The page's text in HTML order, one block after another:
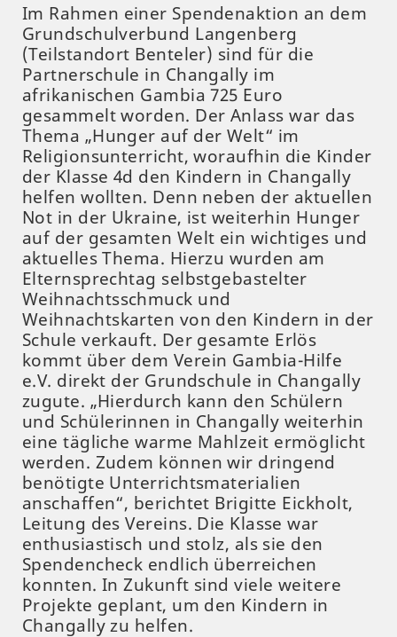
Im Rahmen einer Spendenaktion an dem
Grundschulverbund Langenberg
(Teilstandort Benteler) sind für die
Partnerschule in Changally im
afrikanischen Gambia 725 Euro
gesammelt worden. Der Anlass war das
Thema „Hunger auf der Welt“ im
Religionsunterricht, woraufhin die Kinder
der Klasse 4d den Kindern in Changally
helfen wollten. Denn neben der aktuellen
Not in der Ukraine, ist weiterhin Hunger
auf der gesamten Welt ein wichtiges und
aktuelles Thema. Hierzu wurden am
Elternsprechtag selbstgebastelter
Weihnachtsschmuck und
Weihnachtskarten von den Kindern in der
Schule verkauft. Der gesamte Erlös
kommt über dem Verein Gambia-Hilfe
e.V. direkt der Grundschule in Changally
zugute. „Hierdurch kann den Schülern
und Schülerinnen in Changally weiterhin
eine tägliche warme Mahlzeit ermöglicht
werden. Zudem können wir dringend
benötigte Unterrichtsmaterialien
anschaffen“, berichtet Brigitte Eickholt,
Leitung des Vereins. Die Klasse war
enthusiastisch und stolz, als sie den
Spendencheck endlich überreichen
konnten. In Zukunft sind viele weitere
Projekte geplant, um den Kindern in
Changally zu helfen.